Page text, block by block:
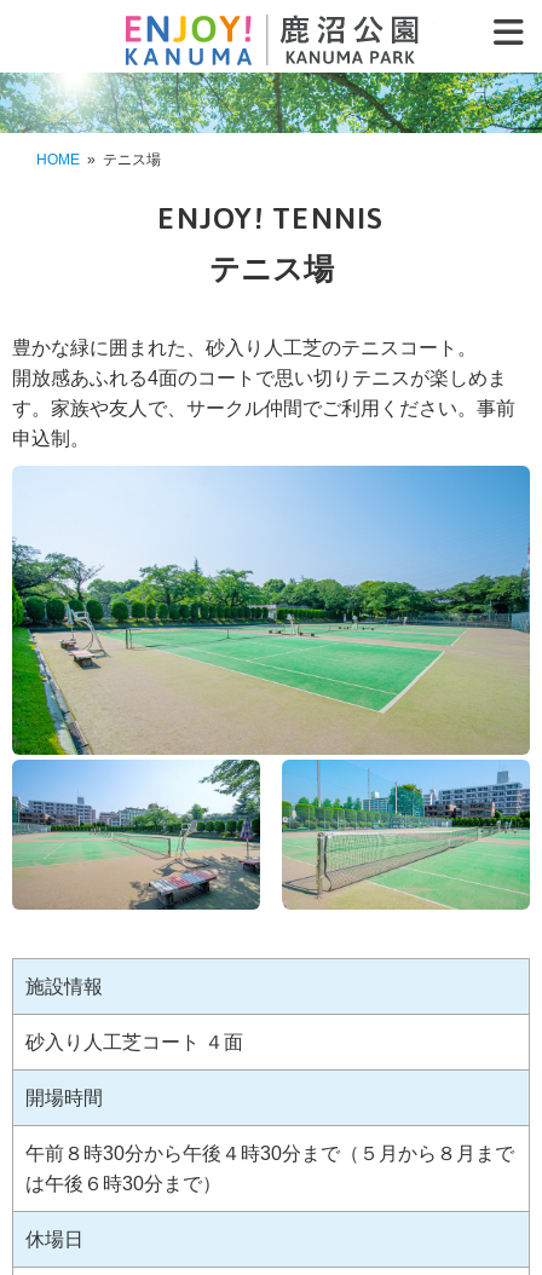
鹿沼公園
HOME » テニス場
ENJOY! TENNIS
テニス場
豊かな緑に囲まれた、砂入り人工芝のテニスコート。
開放感あふれる4面のコートで思い切りテニスが楽しめま
す。家族や友人で、サークル仲間でご利用ください。事前
申込制。
施設情報
砂入り人工芝コート ４面
開場時間
午前８時30分から午後４時30分まで（５月から８月まで
は午後６時30分まで）
休場日